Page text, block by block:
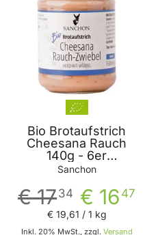
Bio Brotaufstrich
Cheesana Rauch
140g - 6er
Vorteilspack von
Sanchon
€ 16 47
€ 1734
Inkl. 20% MwSt., zzgl. Versand
€ 19,61 / 1 kg